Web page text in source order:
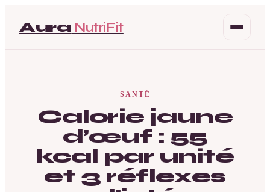
Aura NutriFit
Mode
SANTÉ
Calorie jaune
d’œuf : 55
kcal par unité
et 3 réflexes